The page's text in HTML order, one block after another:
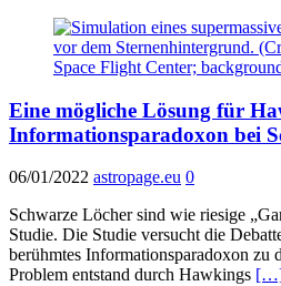
Eine mögliche Lösung für
Informationsparadoxon bei
06/01/2022 astropage.eu 0
Schwarze Löcher sind wie riesige
Studie. Die Studie versucht die
berühmtes Informationsparadoxon zu
Problem entstand durch Hawkings